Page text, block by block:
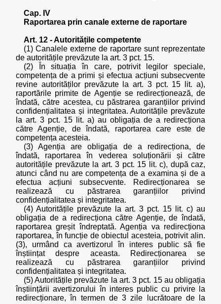
Cap. IV
Raportarea prin canale externe de raportare
Art. 12 - Autoritățile competente
(1) Canalele externe de raportare sunt reprezentate
de autoritățile prevăzute la art. 3 pct. 15.
(2) În situația în care, potrivit legilor speciale,
competența de a primi și efectua acțiuni subsecvente
revine autorităților prevăzute la art. 3 pct. 15 lit. a),
raportările primite de Agenție se redirecționează, de
îndată, către acestea, cu păstrarea garanțiilor privind
confidențialitatea și integritatea. Autoritățile prevăzute
la art. 3 pct. 15 lit. a) au obligația de a redirecționa
către Agenție, de îndată, raportarea care este de
competența acesteia.
(3) Agenția are obligația de a redirecționa, de
îndată, raportarea în vederea soluționării și către
autoritățile prevăzute la art. 3 pct. 15 lit. c), după caz,
atunci când nu are competența de a examina și de a
efectua acțiuni subsecvente. Redirecționarea se
realizează cu păstrarea garanțiilor privind
confidențialitatea și integritatea.
(4) Autoritățile prevăzute la art. 3 pct. 15 lit. c) au
obligația de a redirecționa către Agenție, de îndată,
raportarea greșit îndreptată. Agenția va redirecționa
raportarea, în funcție de obiectul acesteia, potrivit alin.
(3), urmând ca avertizorul în interes public să fie
înștiințat despre aceasta. Redirecționarea se
realizează cu păstrarea garanțiilor privind
confidențialitatea și integritatea.
(5) Autoritățile prevăzute la art. 3 pct. 15 au obligația
înștiințării avertizorului în interes public cu privire la
redirecționare, în termen de 3 zile lucrătoare de la